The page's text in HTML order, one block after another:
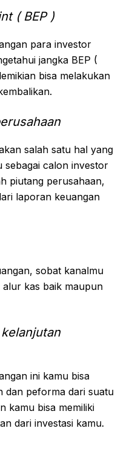
( BEP )
para investor
jangka BEP (
bisa melakukan
salah satu hal yang
sebagai calon investor
piutang perusahaan,
laporan keuangan
sobat kanalmu
kas baik maupun
ini kamu bisa
dan peforma dari suatu
kamu bisa memiliki
dari investasi kamu.